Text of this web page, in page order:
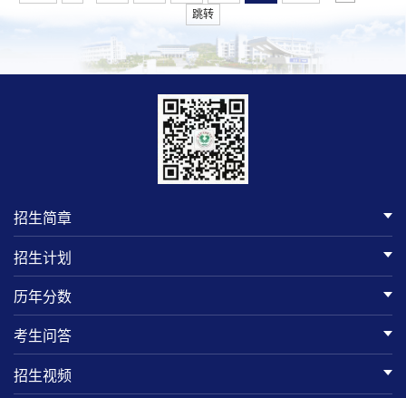
跳转
招生简章
招生计划
历年分数
考生问答
招生视频